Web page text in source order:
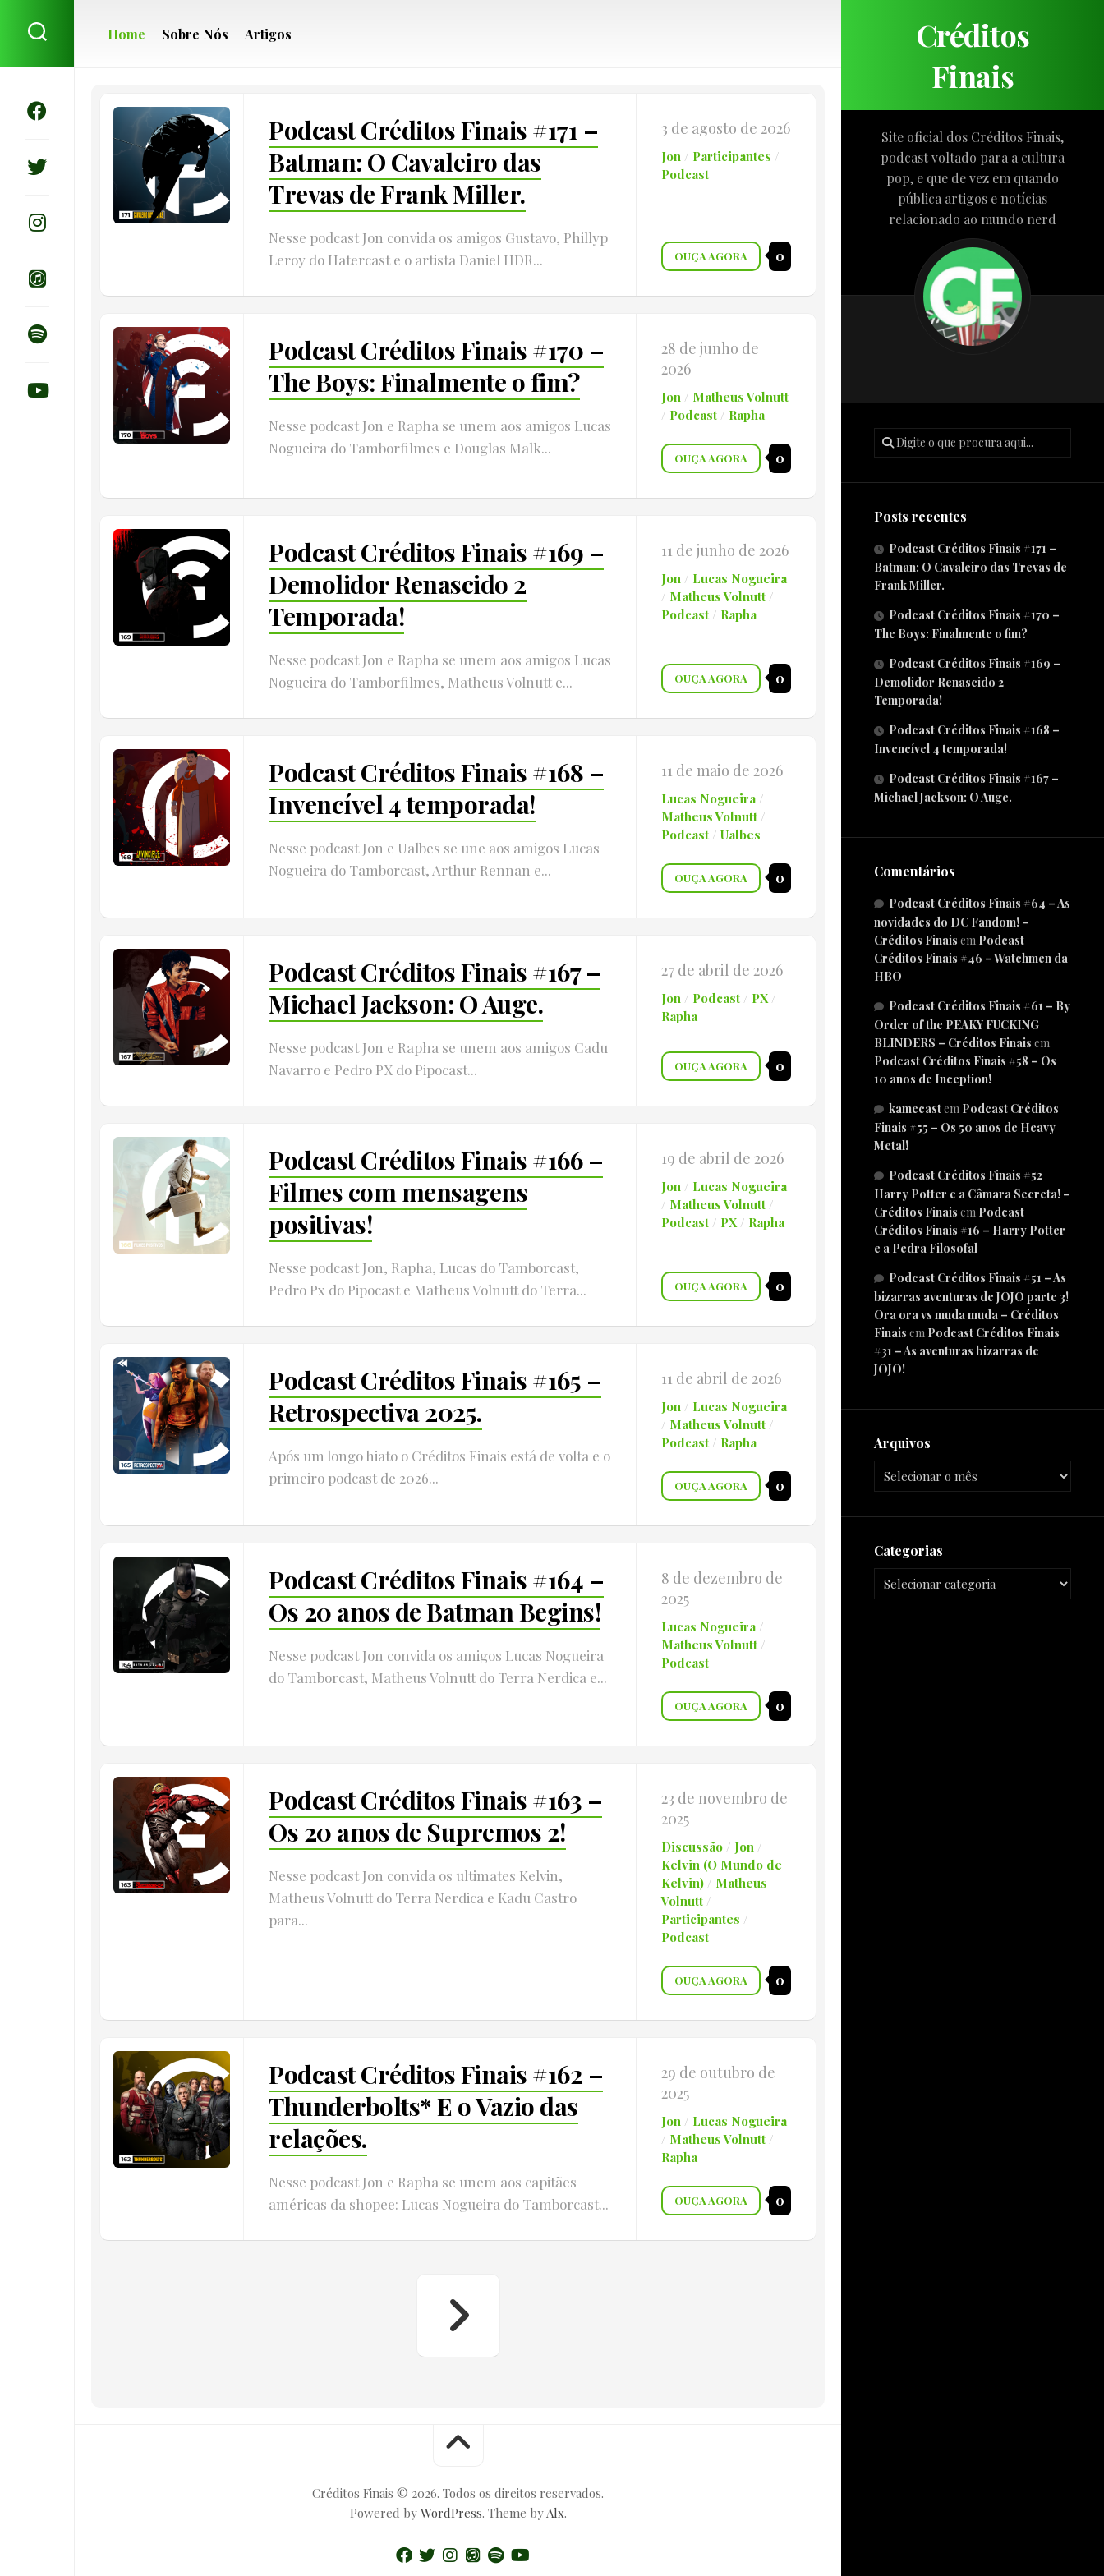
content
Créditos
Finais
Site oficial dos Créditos Finais,
podcast voltado para a cultura
pop, e que de vez em quando
pública artigos e notícias
relacionado ao mundo nerd
Posts recentes
Podcast Créditos Finais #171 –
Batman: O Cavaleiro das Trevas de
Frank Miller.
Podcast Créditos Finais #170 –
The Boys: Finalmente o fim?
Podcast Créditos Finais #169 –
Demolidor Renascido 2
Temporada!
Podcast Créditos Finais #168 –
Invencível 4 temporada!
Podcast Créditos Finais #167 –
Michael Jackson: O Auge.
Comentários
Podcast Créditos Finais #64 – As
novidades do DC Fandom! –
Créditos Finais em Podcast
Créditos Finais #46 – Watchmen da
HBO
Podcast Créditos Finais #61 – By
Order of the PEAKY FUCKING
BLINDERS – Créditos Finais em
Podcast Créditos Finais #58 – Os
10 anos de Inception!
kamecastem Podcast Créditos
Finais #55 – Os 50 anos de Heavy
Metal!
Podcast Créditos Finais #52
Harry Potter e a Câmara Secreta! –
Créditos Finais em Podcast
Créditos Finais #16 – Harry Potter
e a Pedra Filosofal
Podcast Créditos Finais #51 – As
bizarras aventuras de JOJO parte 3!
Ora ora vs muda muda – Créditos
Finais em Podcast Créditos Finais
#31 – As aventuras bizarras de
JOJO!
Arquivos
Categorias
Home Sobre Nós Artigos
Podcast Créditos Finais #171 –
Batman: O Cavaleiro das
Trevas de Frank Miller.
Nesse podcast Jon convida os amigos Gustavo, Phillyp
Leroy do Hatercast e o artista Daniel HDR...
3 de agosto de 2026
Jon / Participantes /
Podcast
0
OUÇA AGORA
Podcast Créditos Finais #170 –
The Boys: Finalmente o fim?
Nesse podcast Jon e Rapha se unem aos amigos Lucas
Nogueira do Tamborfilmes e Douglas Malk...
28 de junho de
2026
Jon / Matheus Volnutt
/ Podcast / Rapha
0
OUÇA AGORA
Podcast Créditos Finais #169 –
Demolidor Renascido 2
Temporada!
Nesse podcast Jon e Rapha se unem aos amigos Lucas
Nogueira do Tamborfilmes, Matheus Volnutt e...
11 de junho de 2026
Jon / Lucas Nogueira
/ Matheus Volnutt /
Podcast / Rapha
0
OUÇA AGORA
Podcast Créditos Finais #168 –
Invencível 4 temporada!
Nesse podcast Jon e Ualbes se une aos amigos Lucas
Nogueira do Tamborcast, Arthur Rennan e...
11 de maio de 2026
Lucas Nogueira /
Matheus Volnutt /
Podcast /Ualbes
0
OUÇA AGORA
Podcast Créditos Finais #167 –
Michael Jackson: O Auge.
Nesse podcast Jon e Rapha se unem aos amigos Cadu
Navarro e Pedro PX do Pipocast...
27 de abril de 2026
Jon / Podcast / PX/
Rapha
0
OUÇA AGORA
Podcast Créditos Finais #166 –
Filmes com mensagens
positivas!
Nesse podcast Jon, Rapha, Lucas do Tamborcast,
Pedro Px do Pipocast e Matheus Volnutt do Terra...
19 de abril de 2026
Jon / Lucas Nogueira
/ Matheus Volnutt /
Podcast / PX/ Rapha
0
OUÇA AGORA
Podcast Créditos Finais #165 –
Retrospectiva 2025.
Após um longo hiato o Créditos Finais está de volta e o
primeiro podcast de 2026...
11 de abril de 2026
Jon / Lucas Nogueira
/ Matheus Volnutt /
Podcast / Rapha
0
OUÇA AGORA
Podcast Créditos Finais #164 –
Os 20 anos de Batman Begins!
Nesse podcast Jon convida os amigos Lucas Nogueira
do Tamborcast, Matheus Volnutt do Terra Nerdica e...
8 de dezembro de
2025
Lucas Nogueira /
Matheus Volnutt /
Podcast
0
OUÇA AGORA
Podcast Créditos Finais #163 –
Os 20 anos de Supremos 2!
Nesse podcast Jon convida os ultimates Kelvin,
Matheus Volnutt do Terra Nerdica e Kadu Castro
para...
23 de novembro de
2025
Discussão / Jon /
Kelvin (O Mundo de
Kelvin) / Matheus
Volnutt /
Participantes /
Podcast
0
OUÇA AGORA
Podcast Créditos Finais #162 –
Thunderbolts* E o Vazio das
relações.
Nesse podcast Jon e Rapha se unem aos capitães
américas da shopee: Lucas Nogueira do Tamborcast...
29 de outubro de
2025
Jon / Lucas Nogueira
/ Matheus Volnutt /
Rapha
0
OUÇA AGORA
Créditos Finais © 2026. Todos os direitos reservados.
Powered by WordPress. Theme byAlx.